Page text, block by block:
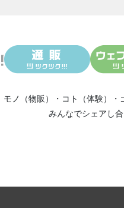
モノ（物販） ・ コト（体験） ・
みんなでシェアし合